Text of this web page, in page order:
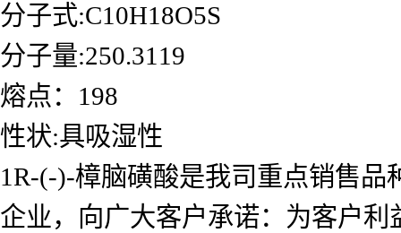
分子式:C10H18O5S
分子量:250.3119
熔点：198
性状:具吸湿性
1R-(-)-樟脑磺酸是我司重点销售
企业，向广大客户承诺：为客户